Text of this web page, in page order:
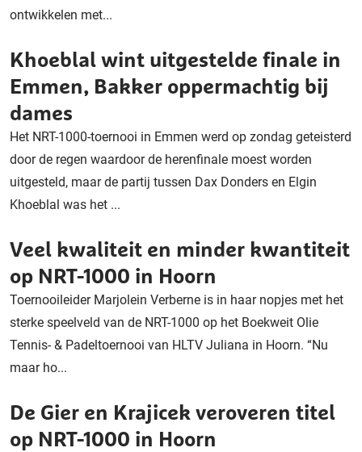
ontwikkelen met...
Khoeblal wint uitgestelde finale in
Emmen, Bakker oppermachtig bij
dames
Het NRT-1000-toernooi in Emmen werd op zondag geteisterd
door de regen waardoor de herenfinale moest worden
uitgesteld, maar de partij tussen Dax Donders en Elgin
Khoeblal was het ...
Veel kwaliteit en minder kwantiteit
op NRT-1000 in Hoorn
Toernooileider Marjolein Verberne is in haar nopjes met het
sterke speelveld van de NRT-1000 op het Boekweit Olie
Tennis- & Padeltoernooi van HLTV Juliana in Hoorn. “Nu
maar ho...
De Gier en Krajicek veroveren titel
op NRT-1000 in Hoorn